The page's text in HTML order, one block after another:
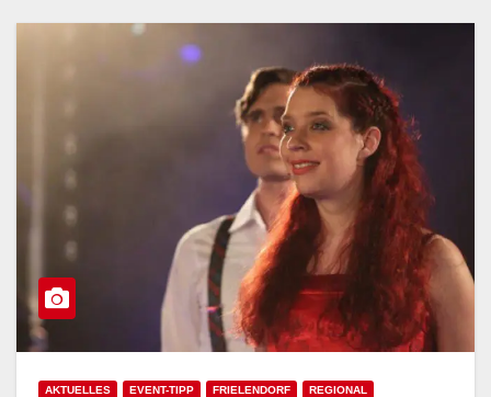
AKTUELLES EVENT-TIPP FRIELENDORF REGIONAL